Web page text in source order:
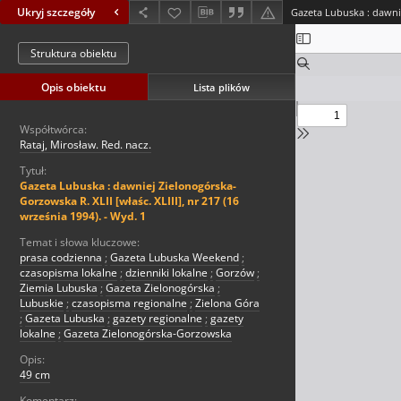
Ukryj szczegóły
Struktura obiektu
Opis obiektu Lista plików
Współtwórca:
Rataj, Mirosław. Red. nacz.
Tytuł:
Gazeta Lubuska : dawniej Zielonogórska-
Gorzowska R. XLII [właśc. XLIII], nr 217 (16
września 1994). - Wyd. 1
Temat i słowa kluczowe:
prasa codzienna ; Gazeta Lubuska Weekend ;
czasopisma lokalne ; dzienniki lokalne ; Gorzów ;
Ziemia Lubuska ; Gazeta Zielonogórska ;
Lubuskie ; czasopisma regionalne ; Zielona Góra
; Gazeta Lubuska ; gazety regionalne ; gazety
lokalne ; Gazeta Zielonogórska-Gorzowska
Opis:
49 cm